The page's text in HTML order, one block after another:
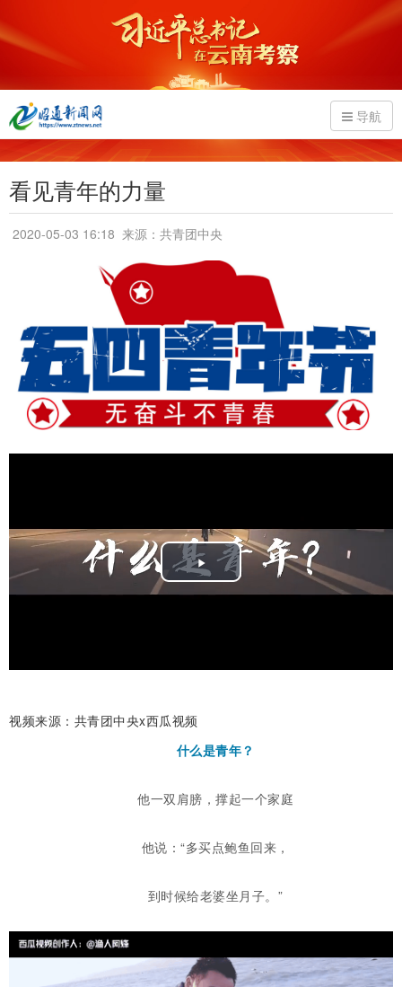
导航
看见青年的力量
2020-05-03 16:18 来源：共青团中央
Play
视频来源：共青团中央x西瓜视频
什么是青年？
他一双肩膀，撑起一个家庭
他说：“多买点鲍鱼回来，
到时候给老婆坐月子。 ”